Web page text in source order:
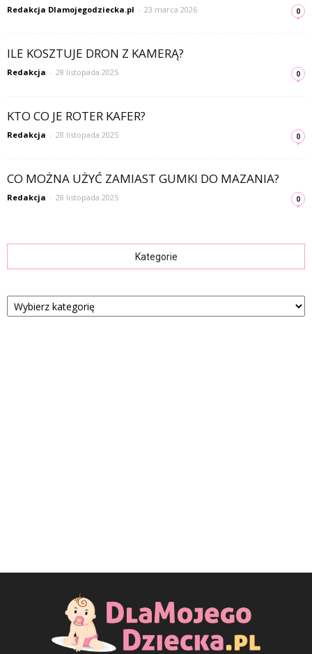
Redakcja Dlamojegodziecka.pl - 23 marca 2026 0
ILE KOSZTUJE DRON Z KAMERĄ?
Redakcja - 28 listopada 2025 0
KTO CO JE ROTER KAFER?
Redakcja - 28 listopada 2025 0
CO MOŻNA UŻYĆ ZAMIAST GUMKI DO MAZANIA?
Redakcja - 28 listopada 2025 0
Kategorie
Kategorie